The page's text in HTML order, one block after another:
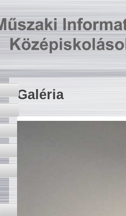
Galéria